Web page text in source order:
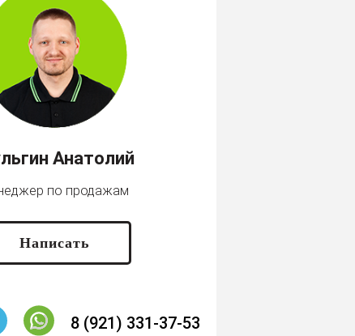
Анатолий
по продажам
Написать
8 (921) 331-37-53